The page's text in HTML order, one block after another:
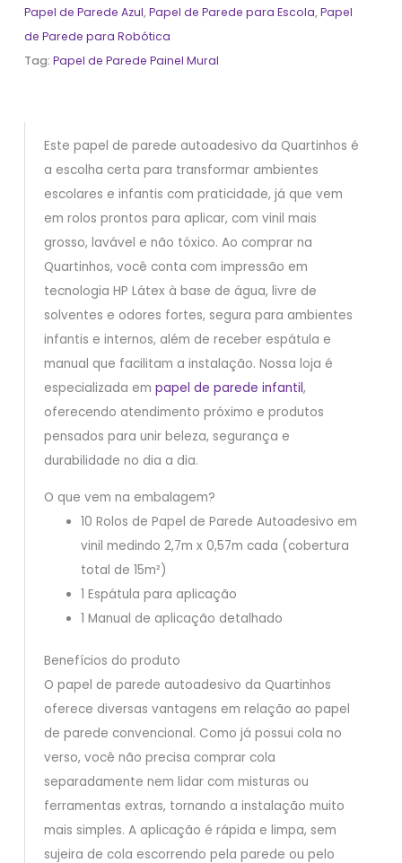
Papel de Parede Azul,Papel de Parede para Escola,Papel
de Parede para Robótica
Tag:Papel de Parede Painel Mural
Este papel de parede autoadesivo da Quartinhos é
a escolha certa para transformar ambientes
escolares e infantis com praticidade, já que vem
em rolos prontos para aplicar, com vinil mais
grosso, lavável e não tóxico. Ao comprar na
Quartinhos, você conta com impressão em
tecnologia HP Látex à base de água, livre de
solventes e odores fortes, segura para ambientes
infantis e internos, além de receber espátula e
manual que facilitam a instalação. Nossa loja é
especializada em papel de parede infantil,
oferecendo atendimento próximo e produtos
pensados para unir beleza, segurança e
durabilidade no dia a dia.
O que vem na embalagem?
10 Rolos de Papel de Parede Autoadesivo em
vinil medindo 2,7m x 0,57m cada (cobertura
total de 15m²)
1 Espátula para aplicação
1 Manual de aplicação detalhado
Benefícios do produto
O papel de parede autoadesivo da Quartinhos
oferece diversas vantagens em relação ao papel
de parede convencional. Como já possui cola no
verso, você não precisa comprar cola
separadamente nem lidar com misturas ou
ferramentas extras, tornando a instalação muito
mais simples. A aplicação é rápida e limpa, sem
sujeira de cola escorrendo pela parede ou pelo